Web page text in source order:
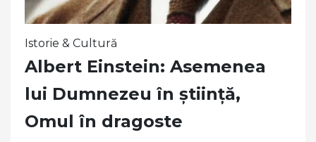
Istorie & Cultură
Albert Einstein: Asemenea
lui Dumnezeu în știință,
Omul în dragoste